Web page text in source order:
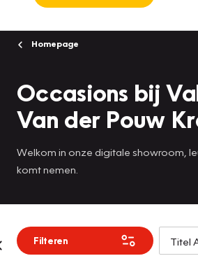
Homepage
Occasions bij
Van der Pouw
Welkom in onze digitale showroom,
komt nemen.
Filteren